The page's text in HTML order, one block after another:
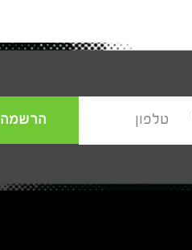
טלפון הרשמה